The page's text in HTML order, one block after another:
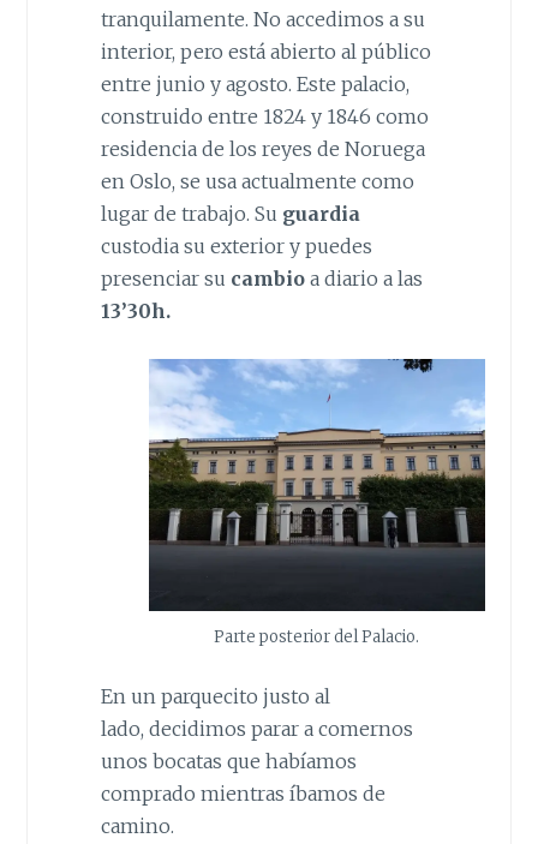
tranquilamente. No accedimos a su
interior, pero está abierto al público
entre junio y agosto. Este palacio,
construido entre 1824 y 1846 como
residencia de los reyes de Noruega
en Oslo, se usa actualmente como
lugar de trabajo. Su guardia
custodia su exterior y puedes
presenciar su cambioa diario a las
13’30h.
Parte posterior del Palacio.
En un parquecito justo al
lado, decidimos parar a comernos
unos bocatas que habíamos
comprado mientras íbamos de
camino.